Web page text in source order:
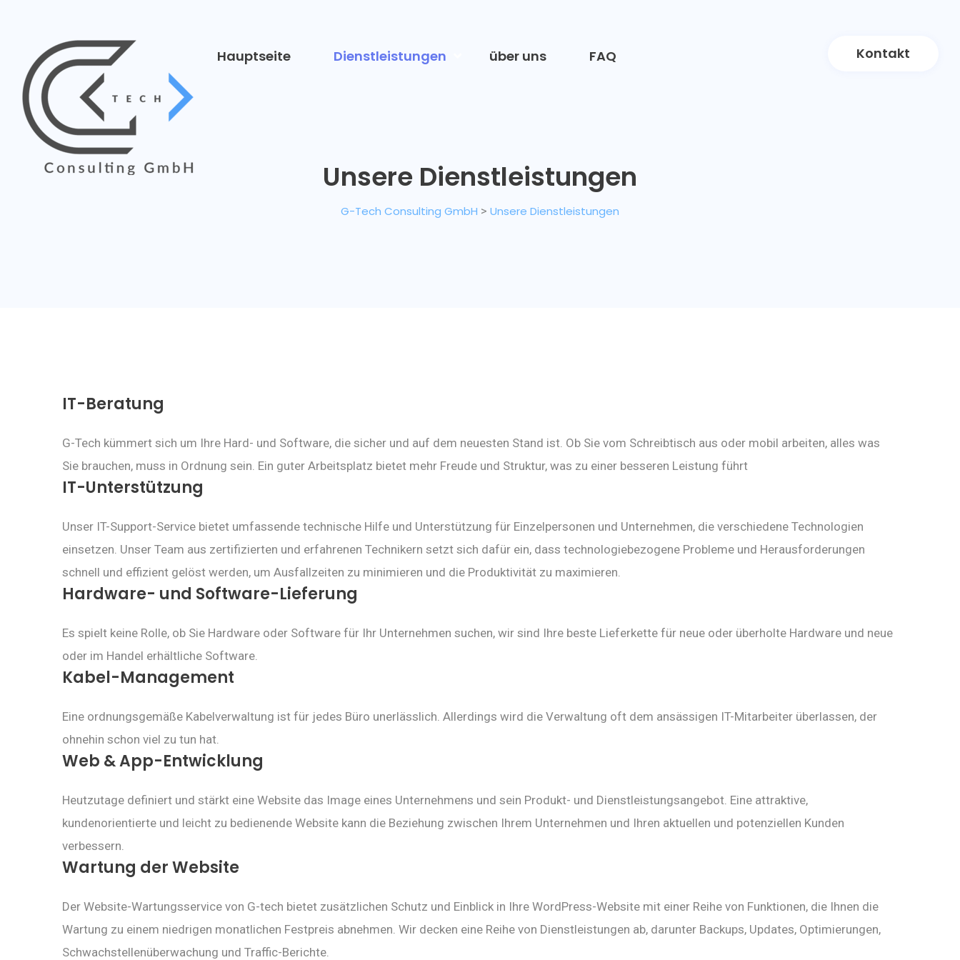
Hauptseite Dienstleistungen über uns FAQ Kontakt
Unsere Dienstleistungen
G-Tech Consulting GmbH > Unsere Dienstleistungen
IT-Beratung
G-Tech kümmert sich um Ihre Hard- und Software, die sicher und auf dem neuesten Stand ist. Ob Sie vom Schreibtisch aus oder mobil arbeiten, alles was
Sie brauchen, muss in Ordnung sein. Ein guter Arbeitsplatz bietet mehr Freude und Struktur, was zu einer besseren Leistung führt
IT-Unterstützung
Unser IT-Support-Service bietet umfassende technische Hilfe und Unterstützung für Einzelpersonen und Unternehmen, die verschiedene Technologien
einsetzen. Unser Team aus zertifizierten und erfahrenen Technikern setzt sich dafür ein, dass technologiebezogene Probleme und Herausforderungen
schnell und effizient gelöst werden, um Ausfallzeiten zu minimieren und die Produktivität zu maximieren.
Hardware- und Software-Lieferung
Es spielt keine Rolle, ob Sie Hardware oder Software für Ihr Unternehmen suchen, wir sind Ihre beste Lieferkette für neue oder überholte Hardware und neue
oder im Handel erhältliche Software.
Kabel-Management
Eine ordnungsgemäße Kabelverwaltung ist für jedes Büro unerlässlich. Allerdings wird die Verwaltung oft dem ansässigen IT-Mitarbeiter überlassen, der
ohnehin schon viel zu tun hat.
Web & App-Entwicklung
Heutzutage definiert und stärkt eine Website das Image eines Unternehmens und sein Produkt- und Dienstleistungsangebot. Eine attraktive,
kundenorientierte und leicht zu bedienende Website kann die Beziehung zwischen Ihrem Unternehmen und Ihren aktuellen und potenziellen Kunden
verbessern.
Wartung der Website
Der Website-Wartungsservice von G-tech bietet zusätzlichen Schutz und Einblick in Ihre WordPress-Website mit einer Reihe von Funktionen, die Ihnen die
Wartung zu einem niedrigen monatlichen Festpreis abnehmen. Wir decken eine Reihe von Dienstleistungen ab, darunter Backups, Updates, Optimierungen,
Schwachstellenüberwachung und Traffic-Berichte.